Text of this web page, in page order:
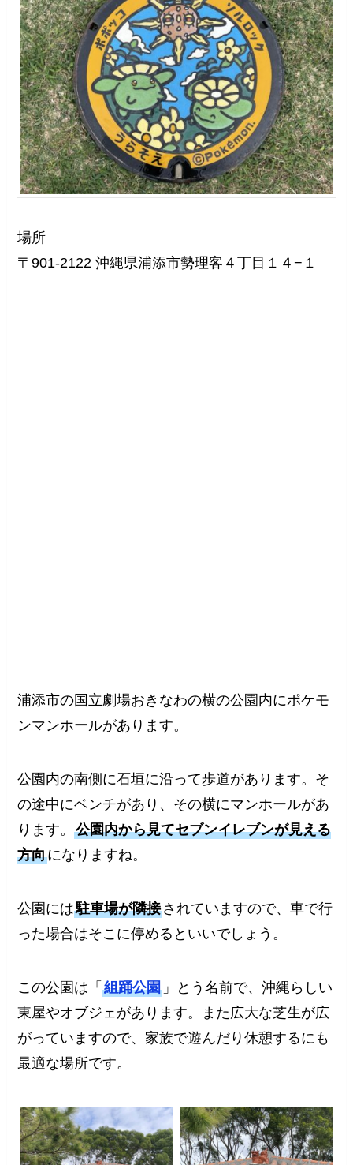
場所
〒901-2122 沖縄県浦添市勢理客４丁目１４−１
浦添市の国立劇場おきなわの横の公園内にポケモ
ンマンホールがあります。
公園内の南側に石垣に沿って歩道があります。そ
の途中にベンチがあり、その横にマンホールがあ
ります。公園内から見てセブンイレブンが見える
方向になりますね。
公園には駐車場が隣接されていますので、車で行
った場合はそこに停めるといいでしょう。
この公園は「組踊公園 」とう名前で、沖縄らしい
東屋やオブジェがあります。また広大な芝生が広
がっていますので、家族で遊んだり休憩するにも
最適な場所です。